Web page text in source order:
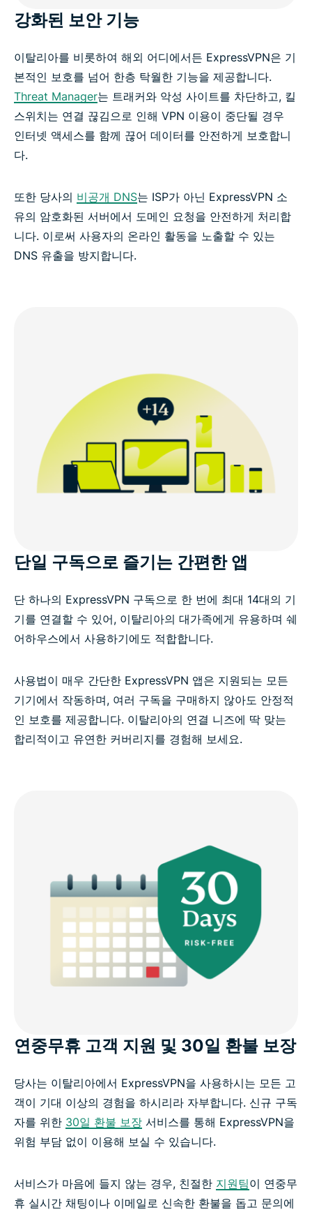
강화된 보안 기능
이탈리아를 비롯하여 해외 어디에서든 ExpressVPN은 기
본적인 보호를 넘어 한층 탁월한 기능을 제공합니다.
Threat Manager는 트래커와 악성 사이트를 차단하고, 킬
스위치는 연결 끊김으로 인해 VPN 이용이 중단될 경우
인터넷 액세스를 함께 끊어 데이터를 안전하게 보호합니
다.
또한 당사의 비공개 DNS는 ISP가 아닌 ExpressVPN 소
유의 암호화된 서버에서 도메인 요청을 안전하게 처리합
니다. 이로써 사용자의 온라인 활동을 노출할 수 있는
DNS 유출을 방지합니다.
단일 구독으로 즐기는 간편한 앱
단 하나의 ExpressVPN 구독으로 한 번에 최대 14대의 기
기를 연결할 수 있어, 이탈리아의 대가족에게 유용하며 쉐
어하우스에서 사용하기에도 적합합니다.
사용법이 매우 간단한 ExpressVPN 앱은 지원되는 모든
기기에서 작동하며, 여러 구독을 구매하지 않아도 안정적
인 보호를 제공합니다. 이탈리아의 연결 니즈에 딱 맞는
합리적이고 유연한 커버리지를 경험해 보세요.
연중무휴 고객 지원 및 30일 환불 보장
당사는 이탈리아에서 ExpressVPN을 사용하시는 모든 고
객이 기대 이상의 경험을 하시리라 자부합니다. 신규 구독
자를 위한 30일 환불 보장 서비스를 통해 ExpressVPN을
위험 부담 없이 이용해 보실 수 있습니다.
서비스가 마음에 들지 않는 경우, 친절한 지원팀이 연중무
휴 실시간 채팅이나 이메일로 신속한 환불을 돕고 문의에